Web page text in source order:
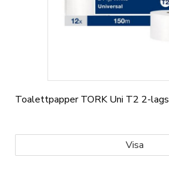
Toalettpapper TORK Uni T2 2-lags
Visa